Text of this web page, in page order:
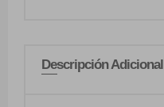
Descripción Adicional